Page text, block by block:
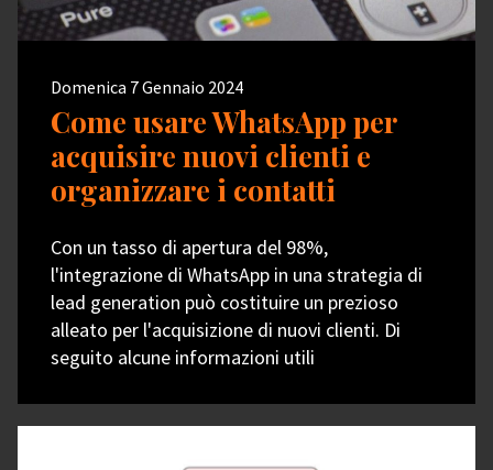
Domenica 7 Gennaio 2024
Come usare WhatsApp per
acquisire nuovi clienti e
organizzare i contatti
Con un tasso di apertura del 98%,
l'integrazione di WhatsApp in una strategia di
lead generation può costituire un prezioso
alleato per l'acquisizione di nuovi clienti. Di
seguito alcune informazioni utili